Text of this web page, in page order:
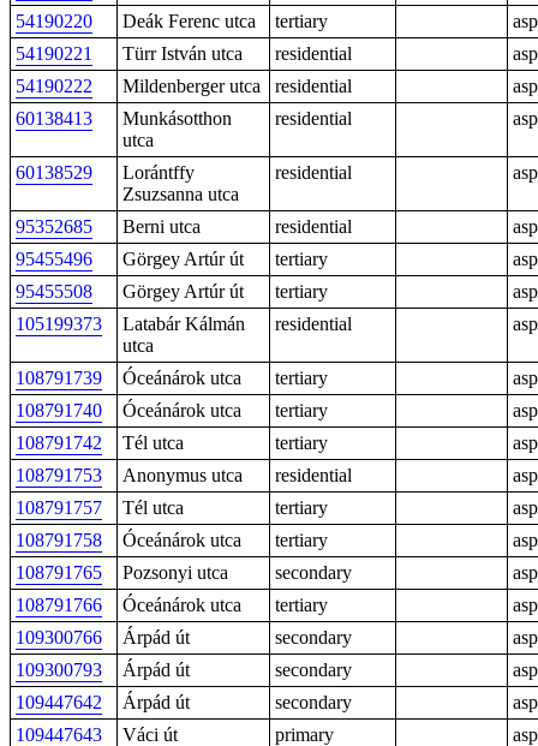
54190220
Deák Ferenc utca tertiary
54190221
Türr István utca residential
54190222
Mildenberger utca residential
60138413
Munkásotthon
utca
residential
60138529
Lorántffy
Zsuzsanna utca
residential
95352685 Berni utca residential
95455496
Görgey Artúr út tertiary
95455508
Görgey Artúr út tertiary
105199373
Latabár Kálmán
utca
residential
108791739 Óceánárok utca tertiary
108791740
Óceánárok utca tertiary
108791742
Tél utca tertiary
108791753
Anonymus utca residential
108791757
Tél utca tertiary
108791758
Óceánárok utca tertiary
108791765
Pozsonyi utca secondary
108791766
Óceánárok utca tertiary
109300766
Árpád út secondary
109300793
Árpád út secondary
109447642
Árpád út secondary
109447643
Váci út primary